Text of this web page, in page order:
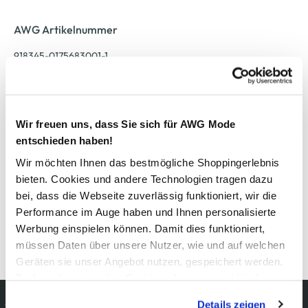
Wir freuen uns, dass Sie sich für AWG Mode
entschieden haben!
Wir möchten Ihnen das bestmögliche Shoppingerlebnis
bieten. Cookies und andere Technologien tragen dazu
bei, dass die Webseite zuverlässig funktioniert, wir die
Performance im Auge haben und Ihnen personalisierte
Werbung einspielen können. Damit dies funktioniert,
müssen Daten über unsere Nutzer, wie und auf welchen
Geräten sie unser Angebot nutzen, gespeichert werden.
Details zeigen
AWG Artikelnummer
918345-0175683001-1
Außenmaterial: 45% Baumwolle , 55% Polyester
Pflegehinweise
Details zur Produktsicherheit anzeigen